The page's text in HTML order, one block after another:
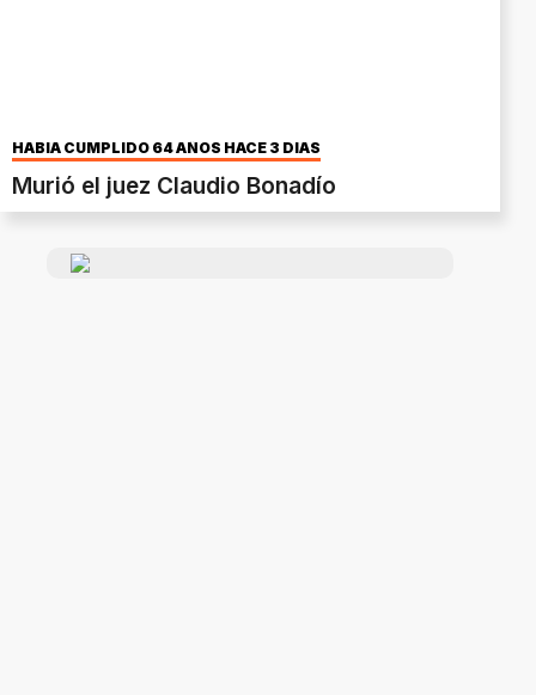
HABÍA CUMPLIDO 64 AÑOS HACE 3 DÍAS
Murió el juez Claudio Bonadío